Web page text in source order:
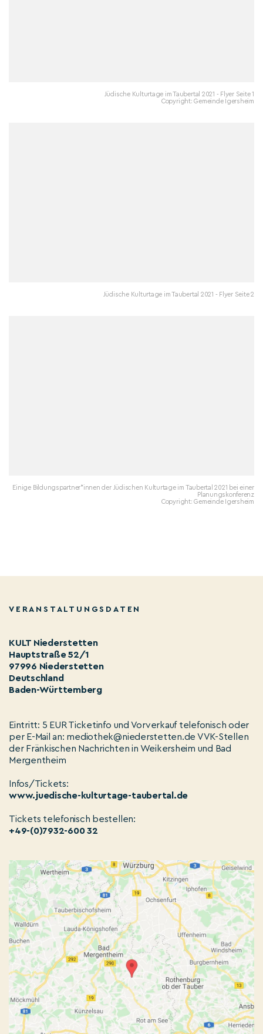
Jüdische Kulturtage im Taubertal 2021 - Flyer Seite 1
Copyright: Gemeinde Igersheim
Jüdische Kulturtage im Taubertal 2021 - Flyer Seite 2
Einige Bildungspartner*innen der Jüdischen Kulturtage im Taubertal 2021 bei einer
Planungskonferenz
Copyright: Gemeinde Igersheim
VERANSTALTUNGSDATEN
KULT Niederstetten
Hauptstraße 52/1
97996 Niederstetten
Deutschland
Baden-Württemberg
Eintritt: 5 EUR Ticketinfo und Vorverkauf telefonisch oder
per E-Mail an: mediothek@niederstetten.de VVK-Stellen
der Fränkischen Nachrichten in Weikersheim und Bad
Mergentheim
Infos/Tickets:
www.juedische-kulturtage-taubertal.de
Tickets telefonisch bestellen:
+49-(0)7932-600 32